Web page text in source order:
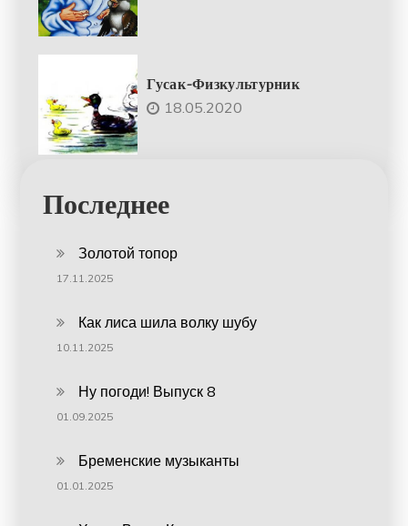
Гусак-Физкультурник
18.05.2020
Последнее
Золотой топор
17.11.2025
Как лиса шила волку шубу
10.11.2025
Ну погоди! Выпуск 8
01.09.2025
Бременские музыканты
01.01.2025